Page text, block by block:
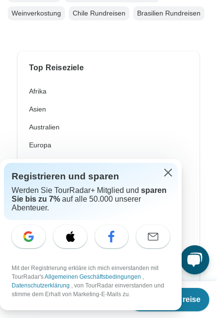
Termine & Preise
Weinverkostung Chile Rundreisen Brasilien Rundreisen
Top Reiseziele
Afrika
Asien
Australien
Europa
Südamerika
Ägypten
Marokko
Südafrika
Indien
Israel
Registrieren und sparen
Werden Sie TourRadar+ Mitglied und sparen
Sie bis zu 7% auf alle 50.000 unserer
Abenteuer.
Mit der Registrierung erkläre ich mich einverstanden mit
TourRadar'sAllgemeinen Geschäftsbedingungen ,
Datenschutzerklärung , von TourRadar einverstanden und
stimme dem Erhalt von Marketing-E-Mails zu.